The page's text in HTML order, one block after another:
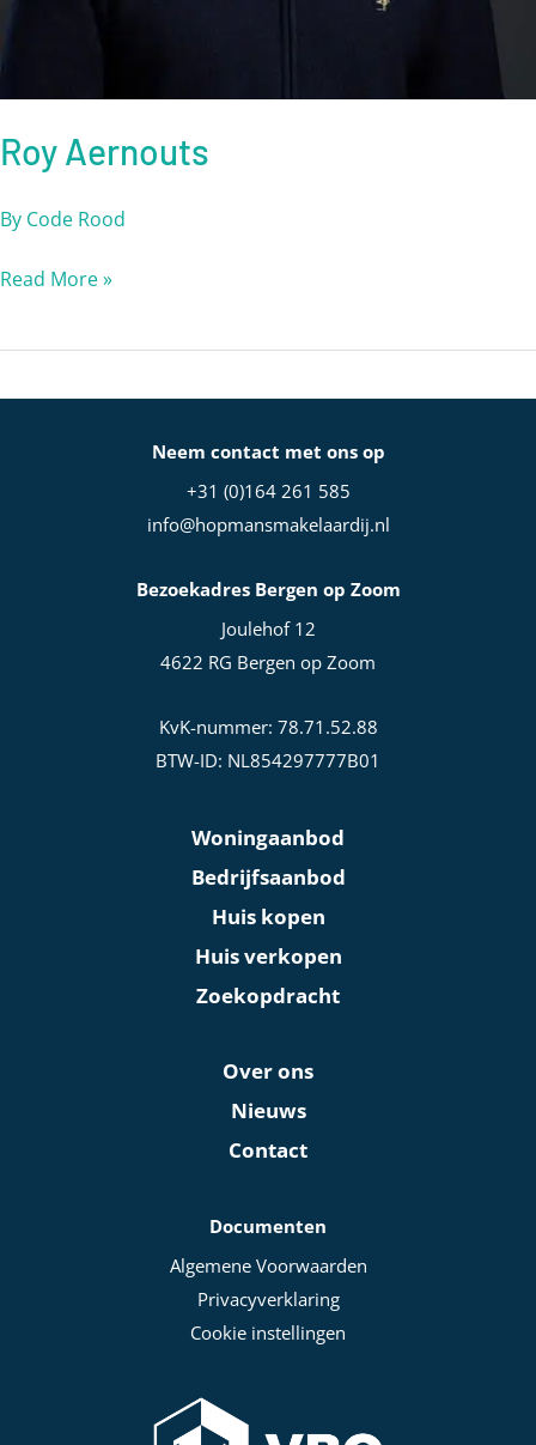
Roy Aernouts
By Code Rood
Read More »
Neem contact met ons op
+31 (0)164 261 585
info@hopmansmakelaardij.nl
Bezoekadres Bergen op Zoom
Joulehof 12
4622 RG Bergen op Zoom
KvK-nummer: 78.71.52.88
BTW-ID: NL854297777B01
Woningaanbod
Bedrijfsaanbod
Huis kopen
Huis verkopen
Zoekopdracht
Over ons
Nieuws
Contact
Documenten
Algemene Voorwaarden
Privacyverklaring
Cookie instellingen